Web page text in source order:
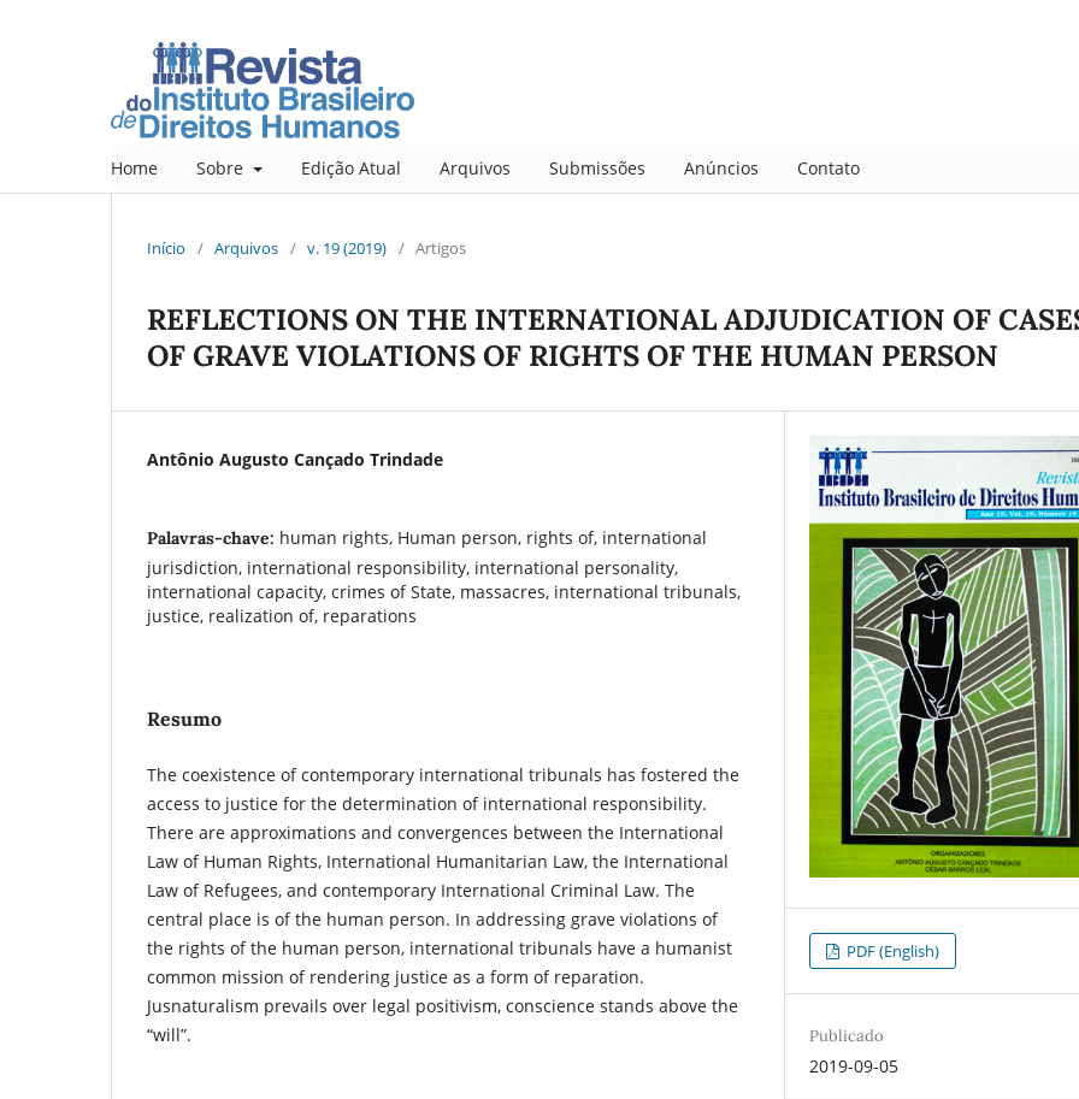
Home Sobre Edição Atual Arquivos Submissões Anúncios Contato
Início / Arquivos / v. 19 (2019) / Artigos
REFLECTIONS ON THE INTERNATIONAL ADJUDICATION OF
OF GRAVE VIOLATIONS OF RIGHTS OF THE HUMAN PERSON
Antônio Augusto Cançado Trindade
Palavras-chave: human rights, Human person, rights of, international
jurisdiction, international responsibility, international personality,
international capacity, crimes of State, massacres, international tribunals,
justice, realization of, reparations
Resumo
The coexistence of contemporary international tribunals has fostered the
access to justice for the determination of international responsibility.
There are approximations and convergences between the International
Law of Human Rights, International Humanitarian Law, the International
Law of Refugees, and contemporary International Criminal Law. The
central place is of the human person. In addressing grave violations of
the rights of the human person, international tribunals have a humanist
common mission of rendering justice as a form of reparation.
Jusnaturalism prevails over legal positivism, conscience stands above the
“will”.
PDF (English)
Publicado
2019-09-05